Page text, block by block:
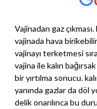
Vajinadan gaz
vajinada hava
vajinayı terketmesi
vajina ile kalın
bir yırtılma sonucu.
yanında gazlar da döl
delik onarılınca bu